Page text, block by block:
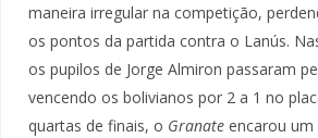
maneira irregular na competição,
os pontos da partida contra o Lanús.
os pupilos de Jorge Almiron passaram
vencendo os bolivianos por 2 a 1 no
quartas de finais, o Granate encarou um